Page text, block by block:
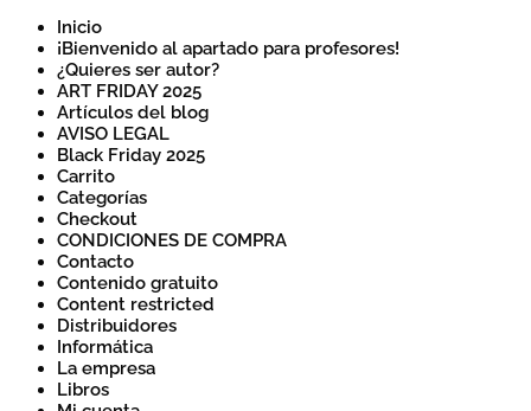
Inicio
¡Bienvenido al apartado para profesores!
¿Quieres ser autor?
ART FRIDAY 2025
Artículos del blog
AVISO LEGAL
Black Friday 2025
Carrito
Categorías
Checkout
CONDICIONES DE COMPRA
Contacto
Contenido gratuito
Content restricted
Distribuidores
Informática
La empresa
Libros